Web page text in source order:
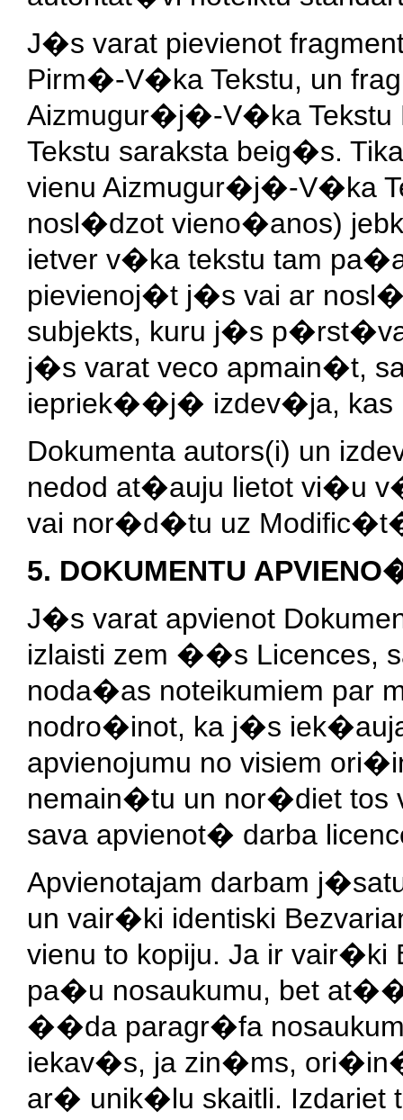
J�s varat pievienot
Pirm�-V�ka Tekstu, un
Aizmugur�j�-V�ka
Tekstu saraksta beig�s.
vienu Aizmugur�j�-V�ka
nosl�dzot vieno�anos)
ietver v�ka tekstu tam
pievienoj�t j�s vai ar
subjekts, kuru j�s
j�s varat veco apmain�t,
iepriek��j� izdev�ja, kas
Dokumenta autors(i) un
nedod at�auju lietot vi�u
vai nor�d�tu uz
5. DOKUMENTU
J�s varat apvienot
izlaisti zem ��s
noda�as noteikumiem par
nodro�inot, ka j�s
apvienojumu no visiem
nemain�tu un nor�diet tos
sava apvienot� darba
Apvienotajam darbam
un vair�ki identiski
vienu to kopiju. Ja ir
pa�u nosaukumu, bet
��da paragr�fa
iekav�s, ja zin�ms,
ar� unik�lu skaitli.